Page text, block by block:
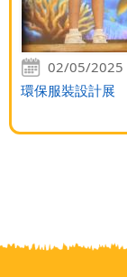
02/05/2025
環保服裝設計展